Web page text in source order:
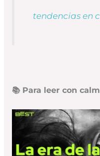
tendencias en
📚 Para leer con